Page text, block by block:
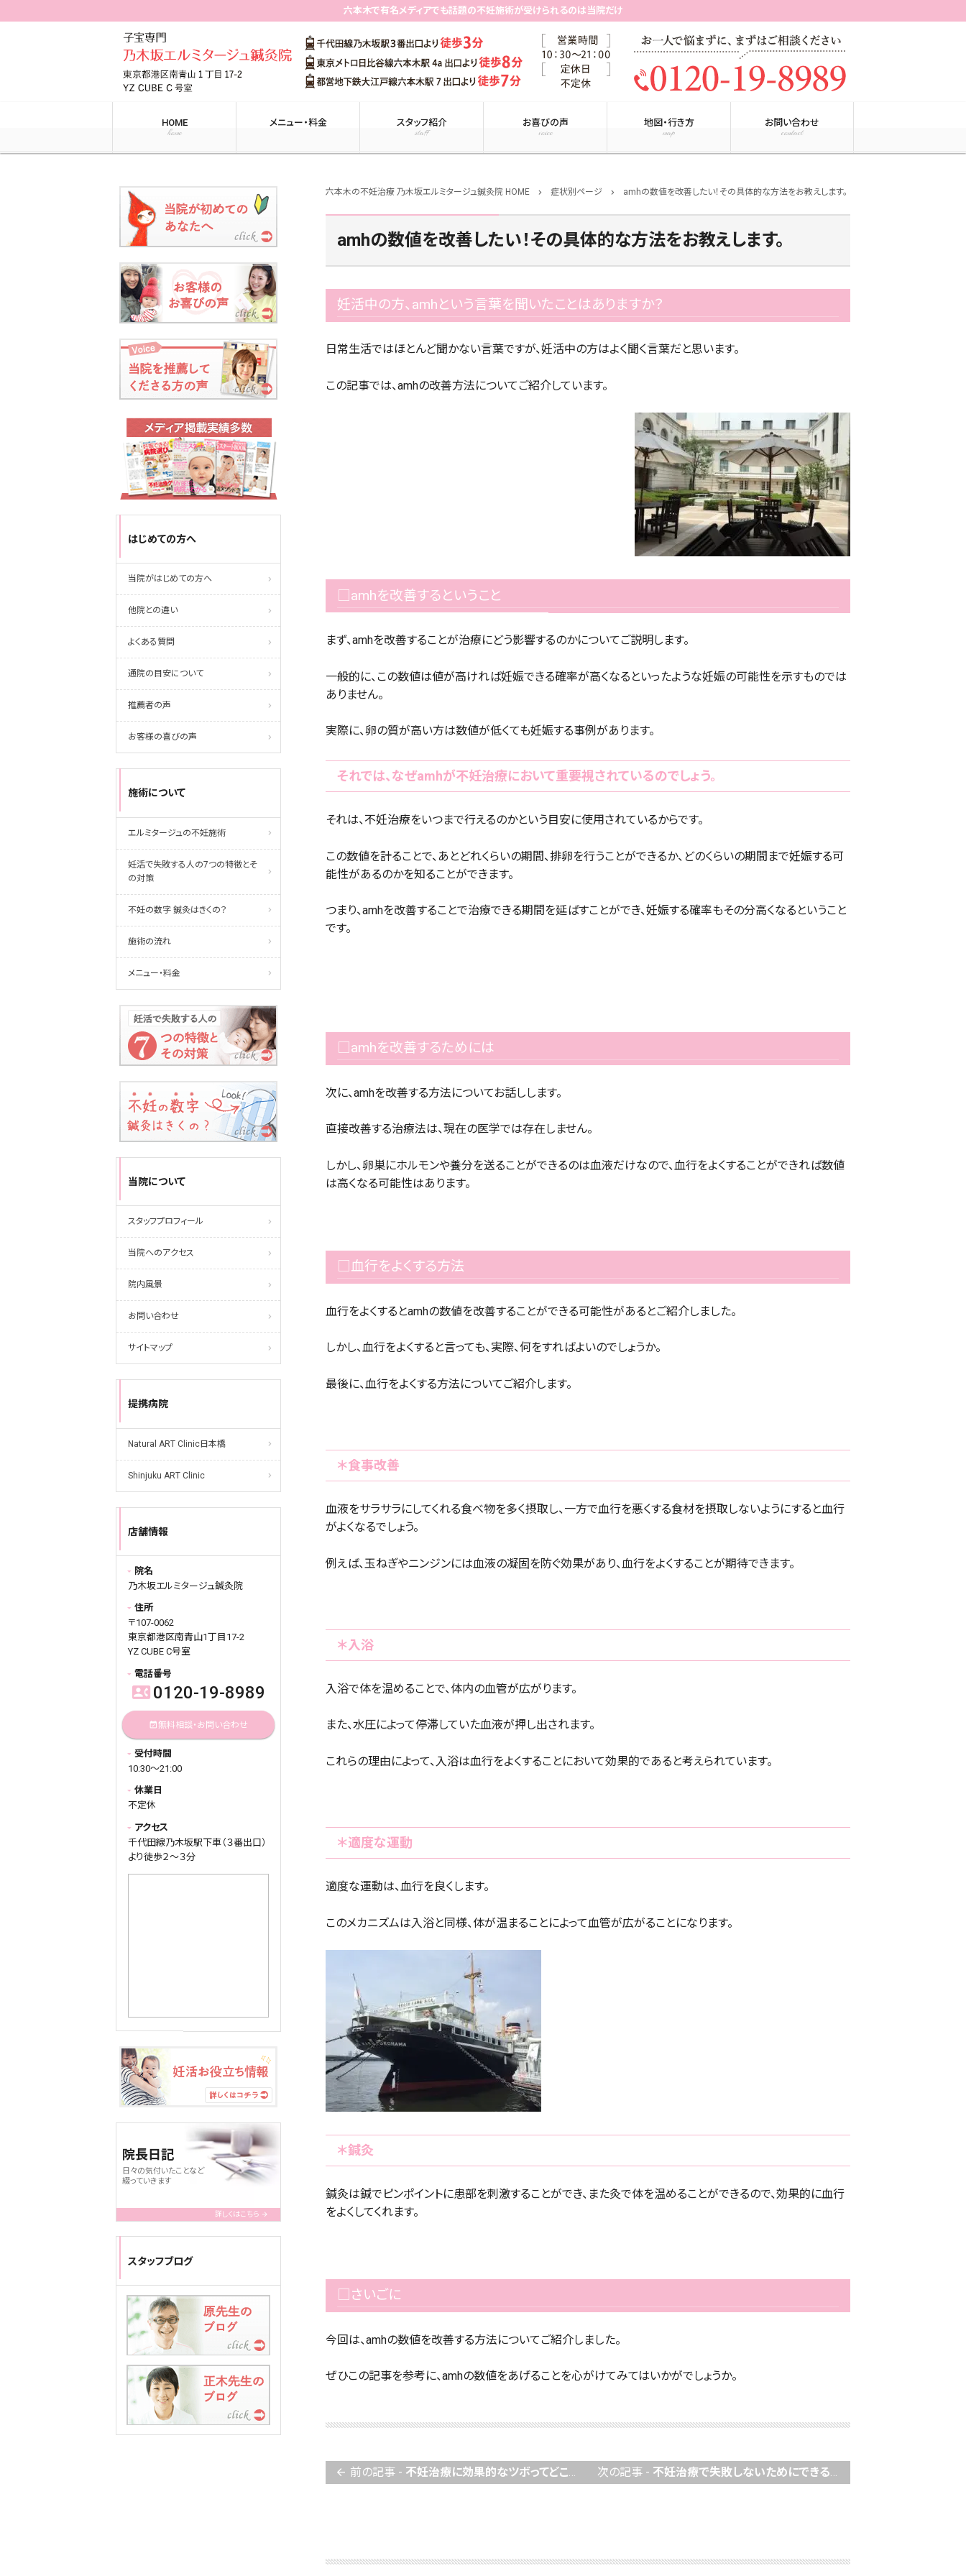
六本木で有名メディアでも話題の不妊施術が受けられるのは当院だけ
HOME
home
メニュー・料金
スタッフ紹介
staff
お喜びの声
voice
地図・行き方
map
お問い合わせ
contact
六本木の不妊治療 乃木坂エルミタージュ鍼灸院 HOME chevron_right 症状別ページ chevron_right amhの数値を改善したい！その具体的な方法をお教えします。
amhの数値を改善したい！その具体的な方法をお教えします。
妊活中の方、amhという言葉を聞いたことはありますか？
日常生活ではほとんど聞かない言葉ですが、妊活中の方はよく聞く言葉だと思います。
この記事では、amhの改善方法についてご紹介しています。
□amhを改善するということ
まず、amhを改善することが治療にどう影響するのかについてご説明します。
一般的に、この数値は値が高ければ妊娠できる確率が高くなるといったような妊娠の可能性を示すものでは
ありません。
実際に、卵の質が高い方は数値が低くても妊娠する事例があります。
それでは、なぜamhが不妊治療において重要視されているのでしょう。
それは、不妊治療をいつまで行えるのかという目安に使用されているからです。
この数値を計ることで、あとどれくらいの期間、排卵を行うことができるか、どのくらいの期間まで妊娠する可
能性があるのかを知ることができます。
つまり、amhを改善することで治療できる期間を延ばすことができ、妊娠する確率もその分高くなるということ
です。
□amhを改善するためには
次に、amhを改善する方法についてお話しします。
直接改善する治療法は、現在の医学では存在しません。
しかし、卵巣にホルモンや養分を送ることができるのは血液だけなので、血行をよくすることができれば数値
は高くなる可能性はあります。
□血行をよくする方法
血行をよくするとamhの数値を改善することができる可能性があるとご紹介しました。
しかし、血行をよくすると言っても、実際、何をすればよいのでしょうか。
最後に、血行をよくする方法についてご紹介します。
＊食事改善
血液をサラサラにしてくれる食べ物を多く摂取し、一方で血行を悪くする食材を摂取しないようにすると血行
がよくなるでしょう。
例えば、玉ねぎやニンジンには血液の凝固を防ぐ効果があり、血行をよくすることが期待できます。
＊入浴
入浴で体を温めることで、体内の血管が広がります。
また、水圧によって停滞していた血液が押し出されます。
これらの理由によって、入浴は血行をよくすることにおいて効果的であると考えられています。
＊適度な運動
適度な運動は、血行を良くします。
このメカニズムは入浴と同様、体が温まることによって血管が広がることになります。
＊鍼灸
鍼灸は鍼でピンポイントに患部を刺激することができ、また灸で体を温めることができるので、効果的に血行
をよくしてくれます。
□さいごに
今回は、amhの数値を改善する方法についてご紹介しました。
ぜひこの記事を参考に、amhの数値をあげることを心がけてみてはいかがでしょうか。
arrow_back 前の記事 - 不妊治療に効果的なツボってどこ？鍼灸院が解説！ 次の記事 - 不妊治療で失敗しないためにできることって？六本木の鍼灸院が解説
はじめての方へ
当院がはじめての方へ
他院との違い
よくある質問
通院の目安について
推薦者の声
お客様の喜びの声
施術について
エルミタージュの不妊施術
妊活で失敗する人の7つの特徴とそ
の対策
不妊の数字 鍼灸はきくの？
施術の流れ
メニュー・料金
当院について
スタッフプロフィール
当院へのアクセス
院内風景
お問い合わせ
サイトマップ
提携病院
Natural ART Clinic日本橋
Shinjuku ART Clinic
店舗情報
院名
乃木坂エルミタージュ鍼灸院
住所
〒107-0062
東京都港区南青山1丁目17-2
YZ CUBE C号室
電話番号
contact_phone 0120-19-8989
event_available無料相談・お問い合わせ
受付時間
10:30～21:00
休業日
不定休
アクセス
千代田線乃木坂駅下車（３番出口）
より徒歩２～３分
院長日記
日々の気付いたことなど
綴っていきます
詳しくはこちら
スタッフブログ